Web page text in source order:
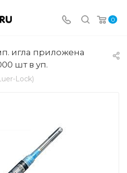
0
игла приложена
шт в уп.
Lock)